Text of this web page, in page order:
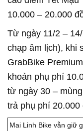
10.000 – 20.000
Từ ngày 11/2 –
chạp âm lịch), khi
GrabBike
khoản phụ phí
từ ngày 30 –
trả phụ phí 20.000
Mai Linh Bike vẫn giữ